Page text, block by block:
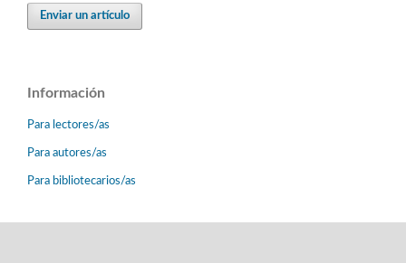
Enviar un artículo
Información
Para lectores/as
Para autores/as
Para bibliotecarios/as